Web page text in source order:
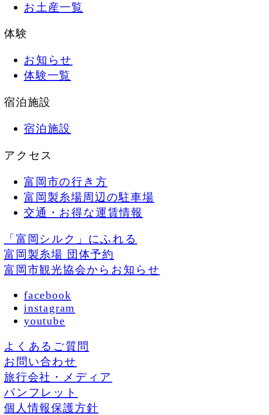
お土産一覧
体験
お知らせ
体験一覧
宿泊施設
宿泊施設
アクセス
富岡市の行き方
富岡製糸場周辺の駐車場
交通・お得な運賃情報
「富岡シルク」にふれる
富岡製糸場 団体予約
富岡市観光協会からお知らせ
facebook
instagram
youtube
よくあるご質問
お問い合わせ
旅行会社・メディア
パンフレット
個人情報保護方針